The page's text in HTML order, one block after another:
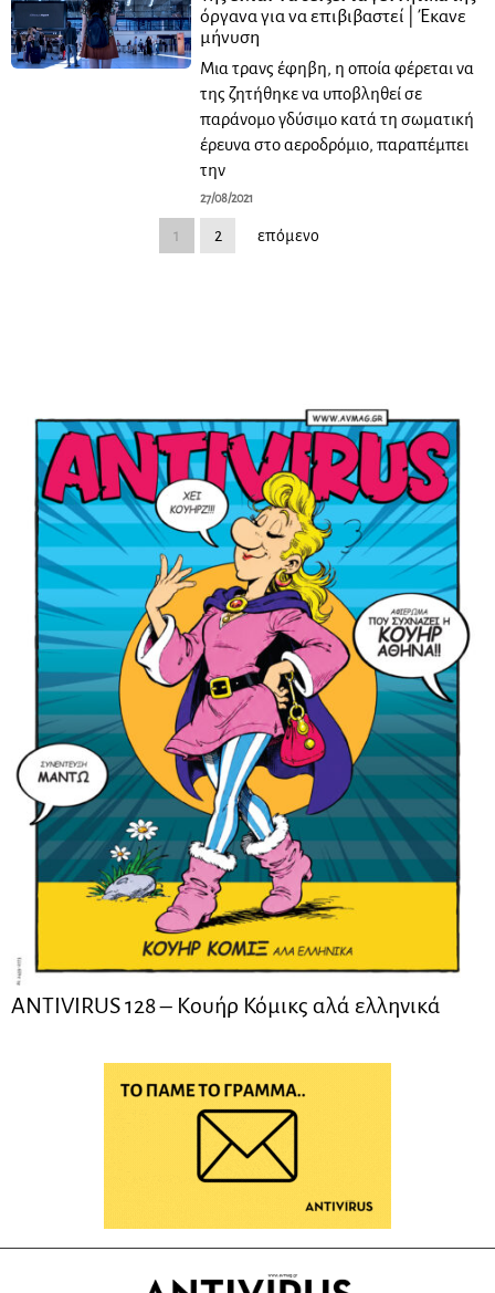
όργανα για να επιβιβαστεί | Έκανε
μήνυση
Μια τρανς έφηβη, η οποία φέρεται να
της ζητήθηκε να υποβληθεί σε
παράνομο γδύσιμο κατά τη σωματική
έρευνα στο αεροδρόμιο, παραπέμπει
την
27/08/2021
1 2 επόμενο
ANTIVIRUS 128 – Kουήρ Κόμικς αλά ελληνικά